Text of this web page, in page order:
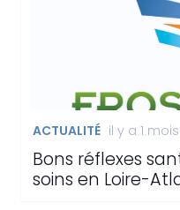
ACTUALITÉ il y a 1 mois
Bons réflexes
soins en Loire-